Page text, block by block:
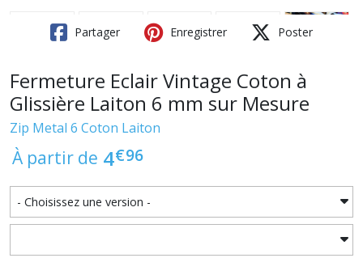
Partager Enregistrer Poster
Fermeture Eclair Vintage Coton à
Glissière Laiton 6 mm sur Mesure
Zip Metal 6 Coton Laiton
À partir de 4€96